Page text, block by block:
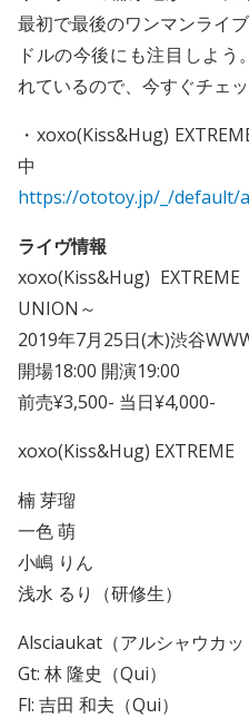
最初で最後のワンマンライ
ドルの今後にも注目しよう
れているので、今すぐチェ
・xoxo(Kiss&Hug)
中
https://ototoy.jp/_/default/
ライヴ情報
xoxo(Kiss&Hug)
UNION～
2019年7月25日(木)渋谷
開場18:00 開演19:00
前売¥3,500- 当日¥4,000-
xoxo(Kiss&Hug) EXTREME
楠 芽瑠
一色 萌
小嶋 りん
浅水 るり（研修生）
Alsciaukat（アルシャウカッ
Gt: 林 隆史（Qui）
Fl: 吉田 和夫（Qui）